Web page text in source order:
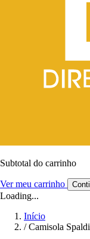
Subtotal do carrinho
Ver meu carrinho
Loading...
Início
/ Camisola